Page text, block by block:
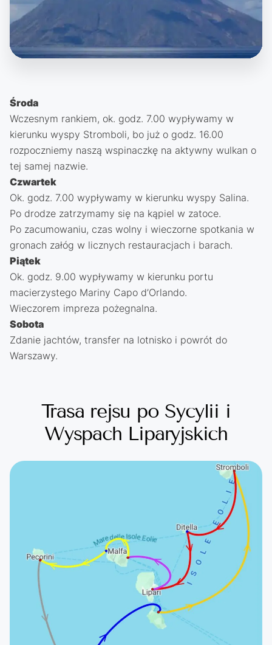
Środa
Wczesnym rankiem, ok. godz. 7.00 wypływamy w
kierunku wyspy Stromboli, bo już o godz. 16.00
rozpoczniemy naszą wspinaczkę na aktywny wulkan o
tej samej nazwie.
Czwartek
Ok. godz. 7.00 wypływamy w kierunku wyspy Salina.
Po drodze zatrzymamy się na kąpiel w zatoce.
Po zacumowaniu, czas wolny i wieczorne spotkania w
gronach załóg w licznych restauracjach i barach.
Piątek
Ok. godz. 9.00 wypływamy w kierunku portu
macierzystego Mariny Capo d’Orlando.
Wieczorem impreza pożegnalna.
Sobota
Zdanie jachtów, transfer na lotnisko i powrót do
Warszawy.
Trasa rejsu po Sycylii i
Wyspach Liparyjskich